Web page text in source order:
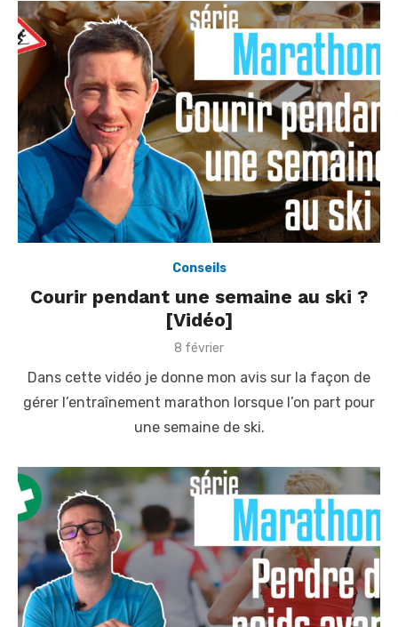
Conseils
Courir pendant une semaine au ski ?
[Vidéo]
P
s
e
d
8 février
Dans cette vidéo je donne mon avis sur la façon de
gérer l’entraînement marathon lorsque l’on part pour
une semaine de ski.